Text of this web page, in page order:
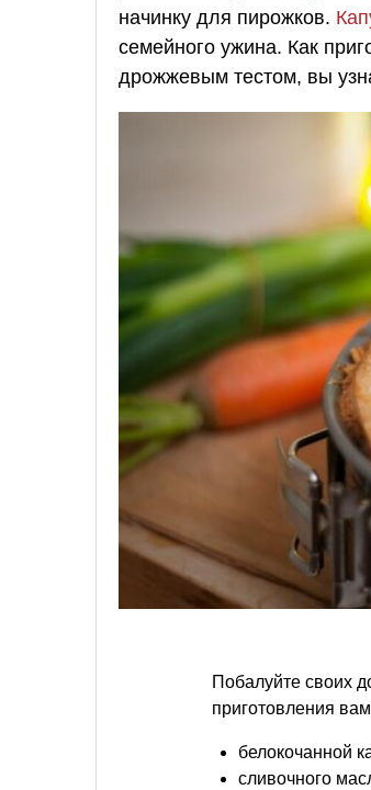
начинку для пирожков.
семейного ужина. Как
дрожжевым тестом, вы
Побалуйте своих
приготовления
белокочанной
сливочного